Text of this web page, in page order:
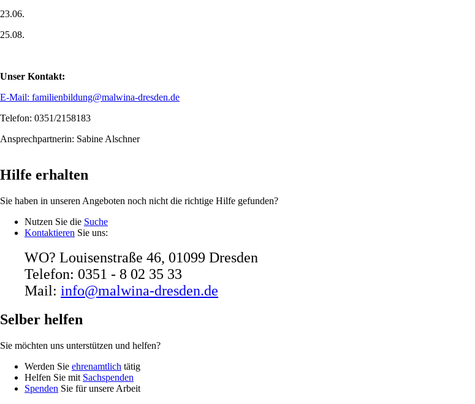
23.06.
25.08.
Unser Kontakt:
E-Mail: familienbildung@malwina-dresden.de
Telefon: 0351/2158183
Ansprechpartnerin: Sabine Alschner
Hilfe erhalten
Sie haben in unseren Angeboten noch nicht die richtige Hilfe gefunden?
Nutzen Sie die Suche
Kontaktieren Sie uns:
WO? Louisenstraße 46, 01099 Dresden
Telefon: 0351 - 8 02 35 33
Mail: info@malwina-dresden.de
Selber helfen
Sie möchten uns unterstützen und helfen?
Werden Sie ehrenamtlich tätig
Helfen Sie mit Sachspenden
Spenden Sie für unsere Arbeit